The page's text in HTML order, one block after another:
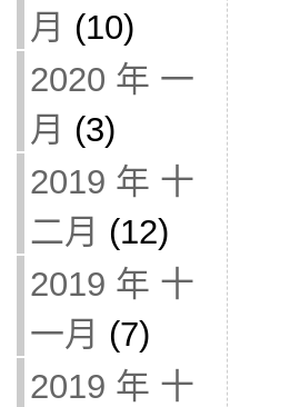
月 (10)
2020 年 一
月 (3)
2019 年 十
二月 (12)
2019 年 十
一月 (7)
2019 年 十